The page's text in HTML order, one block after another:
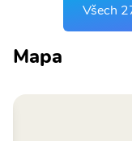
Všech
Mapa